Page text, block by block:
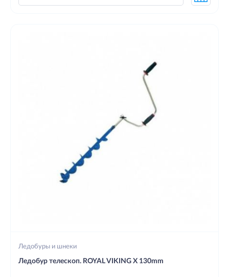
Ледобуры и шнеки
Ледобур телескоп. ROYAL VIKING X 130mm